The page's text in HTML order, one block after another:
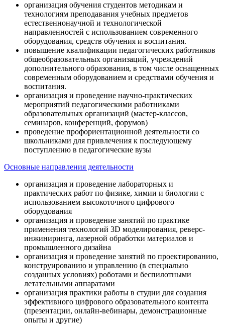
организация обучения студентов методикам и
технологиям преподавания учебных предметов
естественнонаучной и технологической
направленностей с использованием современного
оборудования, средств обучения и воспитания.
повышение квалификации педагогических работников
общеобразовательных организаций, учреждений
дополнительного образования, в том числе оснащенных
современным оборудованием и средствами обучения и
воспитания.
организация и проведение научно-практических
мероприятий педагогическими работниками
образовательных организаций (мастер-классов,
семинаров, конференций, форумов)
проведение профориентационной деятельности со
школьниками для привлечения к последующему
поступлению в педагогические вузы
Основные направления деятельности
организация и проведение лабораторных и
практических работ по физике, химии и биологии с
использованием высокоточного цифрового
оборудования
организация и проведение занятий по практике
применения технологий 3D моделирования, реверс-
инжиниринга, лазерной обработки материалов и
промышленного дизайна
организация и проведение занятий по проектированию,
конструированию и управлению (в специально
созданных условиях) роботами и беспилотными
летательными аппаратами
организация практики работы в студии для создания
эффективного цифрового образовательного контента
(презентации, онлайн-вебинары, демонстрационные
опыты и другие)